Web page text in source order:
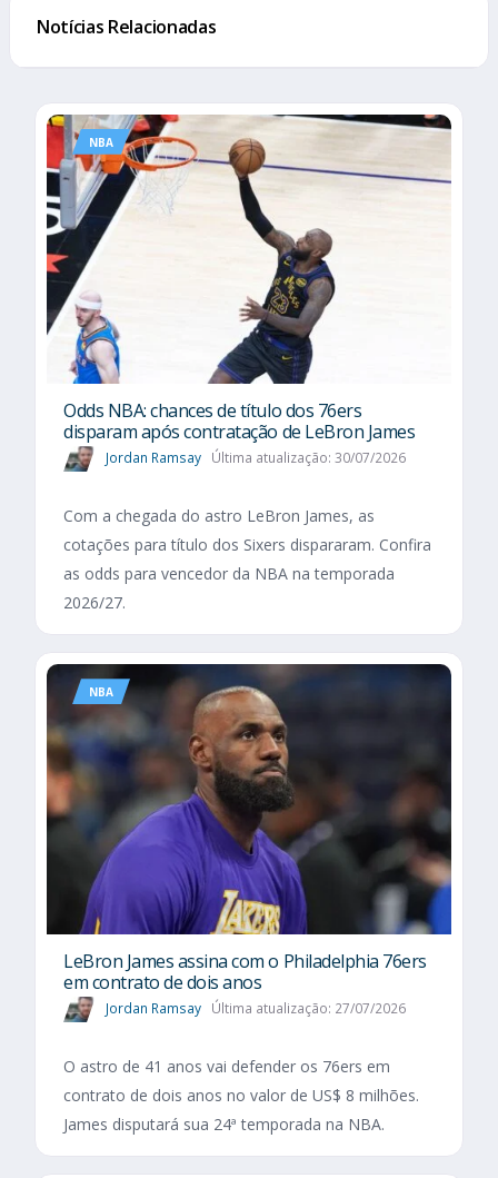
Notícias Relacionadas
NBA
Odds NBA: chances de título dos 76ers
disparam após contratação de LeBron James
Jordan Ramsay Última atualização: 30/07/2026
Com a chegada do astro LeBron James, as
cotações para título dos Sixers dispararam. Confira
as odds para vencedor da NBA na temporada
2026/27.
NBA
LeBron James assina com o Philadelphia 76ers
em contrato de dois anos
Jordan Ramsay Última atualização: 27/07/2026
O astro de 41 anos vai defender os 76ers em
contrato de dois anos no valor de US$ 8 milhões.
James disputará sua 24ª temporada na NBA.